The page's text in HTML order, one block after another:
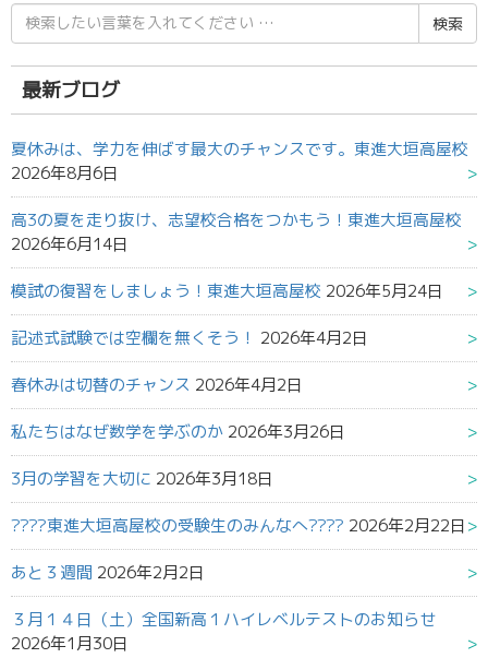
検
索
結
果:
最新ブログ
夏休みは、学力を伸ばす最大のチャンスです。東進大垣高屋校
2026年8月6日
高3の夏を走り抜け、志望校合格をつかもう！東進大垣高屋校
2026年6月14日
模試の復習をしましょう！東進大垣高屋校 2026年5月24日
記述式試験では空欄を無くそう！ 2026年4月2日
春休みは切替のチャンス 2026年4月2日
私たちはなぜ数学を学ぶのか 2026年3月26日
3月の学習を大切に 2026年3月18日
????東進大垣高屋校の受験生のみんなへ???? 2026年2月22日
あと３週間 2026年2月2日
３月１４日（土）全国新高１ハイレベルテストのお知らせ
2026年1月30日